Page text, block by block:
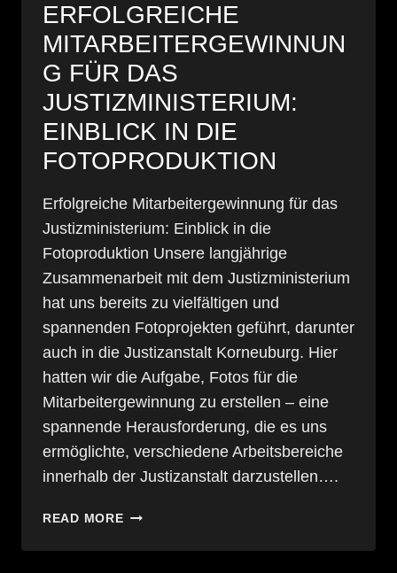
ERFOLGREICHE
MITARBEITERGEWINNUN
G FÜR DAS
JUSTIZMINISTERIUM:
EINBLICK IN DIE
FOTOPRODUKTION
Erfolgreiche Mitarbeitergewinnung für das
Justizministerium: Einblick in die
Fotoproduktion Unsere langjährige
Zusammenarbeit mit dem Justizministerium
hat uns bereits zu vielfältigen und
spannenden Fotoprojekten geführt, darunter
auch in die Justizanstalt Korneuburg. Hier
hatten wir die Aufgabe, Fotos für die
Mitarbeitergewinnung zu erstellen – eine
spannende Herausforderung, die es uns
ermöglichte, verschiedene Arbeitsbereiche
innerhalb der Justizanstalt darzustellen….
READ MOREERFOLGREICHE
FÜR